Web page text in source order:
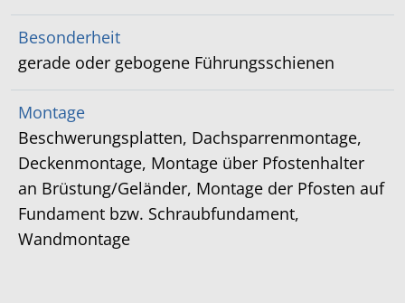
Besonderheit
gerade oder gebogene Führungsschienen
Montage
Beschwerungsplatten, Dachsparrenmontage,
Deckenmontage, Montage über Pfostenhalter
an Brüstung/Geländer, Montage der Pfosten auf
Fundament bzw. Schraubfundament,
Wandmontage